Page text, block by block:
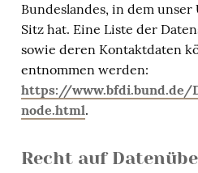
Bundeslandes, in dem
Sitz hat. Eine Liste der
sowie deren Kontaktdaten
entnommen werden:
https://
node.html.
Recht auf